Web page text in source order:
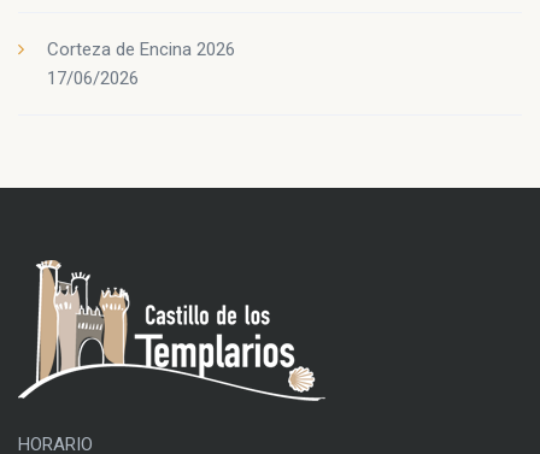
Corteza de Encina 2026
17/06/2026
HORARIO